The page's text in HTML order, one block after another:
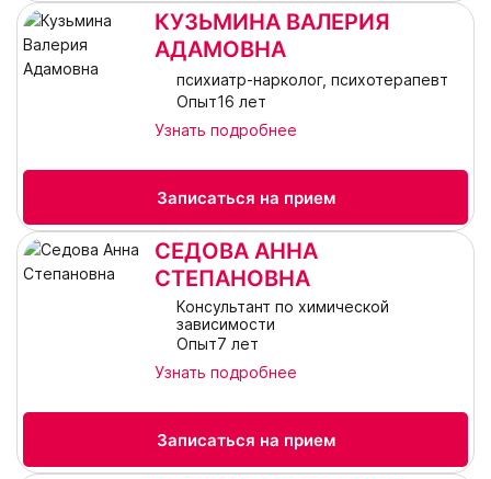
КУЗЬМИНА ВАЛЕРИЯ
АДАМОВНА
психиатр-нарколог, психотерапевт
Опыт16 лет
Узнать подробнее
Записаться на прием
СЕДОВА АННА
СТЕПАНОВНА
Консультант по химической
зависимости
Опыт7 лет
Узнать подробнее
Записаться на прием